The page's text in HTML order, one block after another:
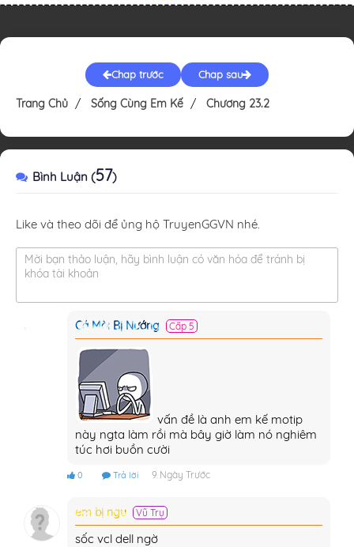
Chap trước Chap sau
Trang Chủ Sống Cùng Em Kế Chương 23.2
Bình Luận (57)
Like và theo dõi để ủng hộ TruyenGGVN nhé.
Mời bạn thảo luận, hãy bình luận có văn hóa để tránh bị
khóa tài khoản
Cá Mòi Bị Nướng Cấp 5
vấn đề là anh em kế motip
này ngta làm rồi mà bây giờ làm nó nghiêm
túc hơi buồn cười
0 Trả lời 9 Ngày Trước
em bị ngu Vũ Trụ
sốc vcl dell ngờ